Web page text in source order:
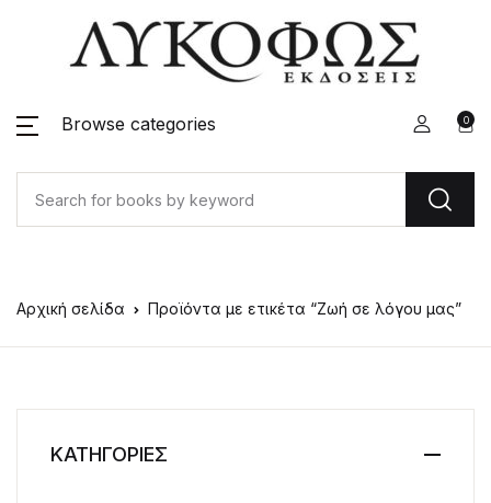
Browse categories 0
Αρχική σελίδα Προϊόντα με ετικέτα “Ζωή σε λόγου μας”
ΚΑΤΗΓΟΡΙΕΣ